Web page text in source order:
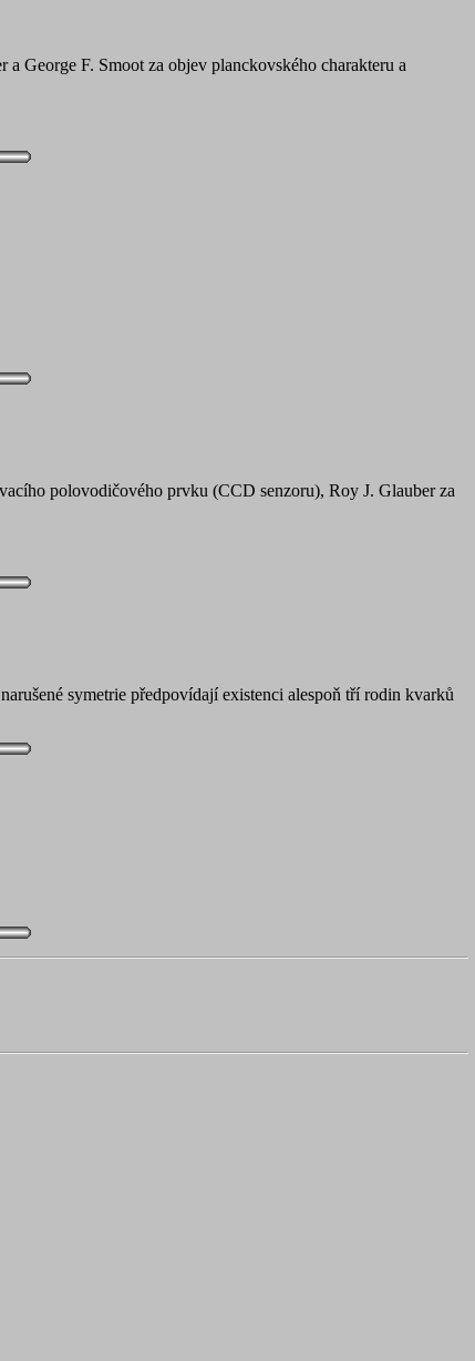
George F. Smoot za objev planckovského charakteru a
polovodičového prvku (CCD senzoru), Roy J. Glauber za
symetrie předpovídají existenci alespoň tří rodin kvarků